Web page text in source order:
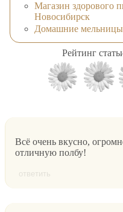
Магазин здорового
Новосибирск
Домашние мельницы
Рейтинг
Всё очень вкусно,
отличную полбу!
ответить